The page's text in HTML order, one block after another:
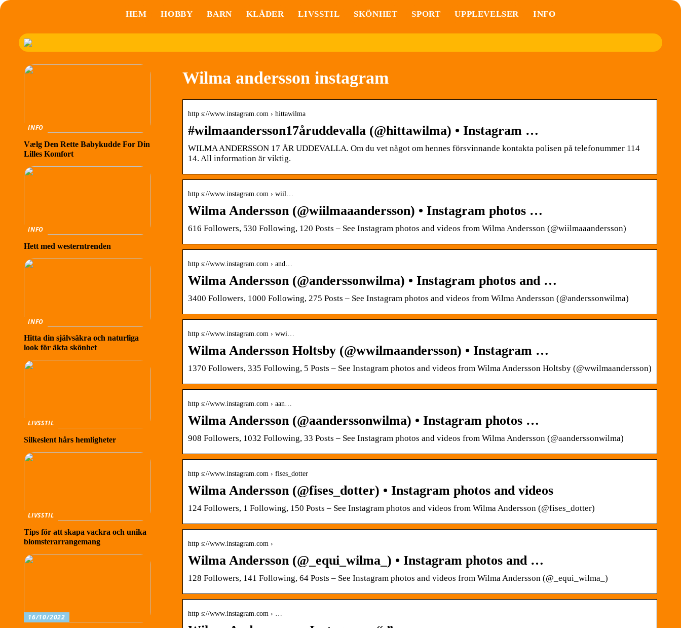
HEM HOBBY BARN KLÄDER LIVSSTIL SKÖNHET SPORT UPPLEVELSER INFO
Wilma andersson instagram
http s://www.instagram.com › hittawilma
#wilmaandersson17åruddevalla (@hittawilma) • Instagram …
WILMA ANDERSSON 17 ÅR UDDEVALLA. Om du vet något om hennes försvinnande kontakta polisen på telefonummer 114
14. All information är viktig.
http s://www.instagram.com › wiil…
Wilma Andersson (@wiilmaaandersson) • Instagram photos …
616 Followers, 530 Following, 120 Posts – See Instagram photos and videos from Wilma Andersson (@wiilmaaandersson)
http s://www.instagram.com › and…
Wilma Andersson (@anderssonwilma) • Instagram photos and …
3400 Followers, 1000 Following, 275 Posts – See Instagram photos and videos from Wilma Andersson (@anderssonwilma)
http s://www.instagram.com › wwi…
Wilma Andersson Holtsby (@wwilmaandersson) • Instagram …
1370 Followers, 335 Following, 5 Posts – See Instagram photos and videos from Wilma Andersson Holtsby (@wwilmaandersson)
http s://www.instagram.com › aan…
Wilma Andersson (@aanderssonwilma) • Instagram photos …
908 Followers, 1032 Following, 33 Posts – See Instagram photos and videos from Wilma Andersson (@aanderssonwilma)
http s://www.instagram.com › fises_dotter
Wilma Andersson (@fises_dotter) • Instagram photos and videos
124 Followers, 1 Following, 150 Posts – See Instagram photos and videos from Wilma Andersson (@fises_dotter)
http s://www.instagram.com ›
Wilma Andersson (@_equi_wilma_) • Instagram photos and …
128 Followers, 141 Following, 64 Posts – See Instagram photos and videos from Wilma Andersson (@_equi_wilma_)
http s://www.instagram.com › …
INFO
Vælg Den Rette Babykudde For Din
Lilles Komfort
INFO
Hett med westerntrenden
INFO
Hitta din självsäkra och naturliga
look för äkta skönhet
LIVSSTIL
Silkeslent hårs hemligheter
LIVSSTIL
Tips för att skapa vackra och unika
blomsterarrangemang
16/10/2022